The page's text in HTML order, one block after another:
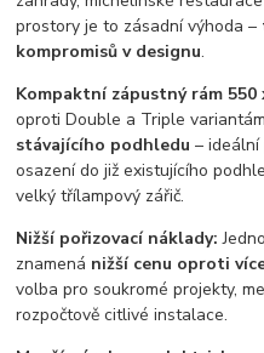
prostory je to zásadní výhoda –
kompromisů v designu.
Kompaktní zápustný rám 550
oproti Double a Triple variantám
stávajícího podhledu –
osazení do již existujícího
velký třílampový zářič.
Nižší pořizovací náklady:
znamená nižší cenu oproti
volba pro soukromé projekty,
rozpočtově citlivé instalace.